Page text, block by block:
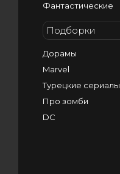
Фантастические
Подборки
Дорамы
Marvel
Турецкие сериалы
Про зомби
DC